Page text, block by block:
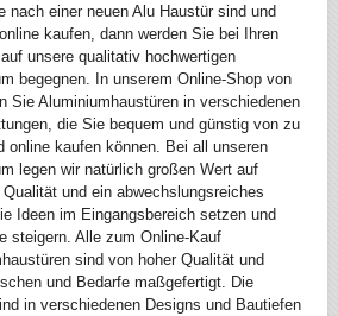
nach einer neuen Alu Haustür sind und
kaufen, dann werden Sie bei Ihren
unsere qualitativ hochwertigen
begegnen. In unserem Online-Shop von
Sie Aluminiumhaustüren in verschiedenen
die Sie bequem und günstig von zu
online kaufen können. Bei all unseren
legen wir natürlich großen Wert auf
und ein abwechslungsreiches
Ideen im Eingangsbereich setzen und
steigern. Alle zum Online-Kauf
sind von hoher Qualität und
und Bedarfe maßgefertigt. Die
in verschiedenen Designs und Bautiefen